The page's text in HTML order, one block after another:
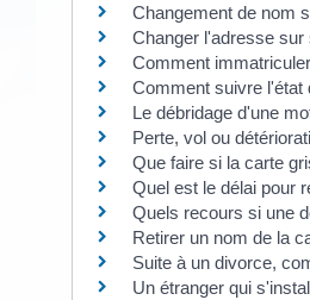
Changement de nom
Changer l'adresse
Comment
Comment suivre l'état
Le débridage d'une
Perte, vol ou
Que faire si la carte
Quel est le délai pour
Quels recours si une
Retirer un nom de la
Suite à un divorce,
Un étranger qui